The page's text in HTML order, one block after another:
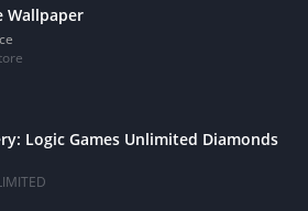
Wallpaper
Logic Games Unlimited Diamonds